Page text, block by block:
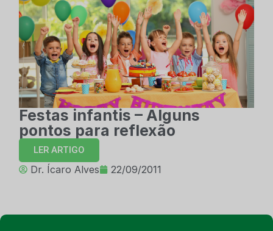
Festas infantis – Alguns
pontos para reflexão
LER ARTIGO
Dr. Ícaro Alves 22/09/2011